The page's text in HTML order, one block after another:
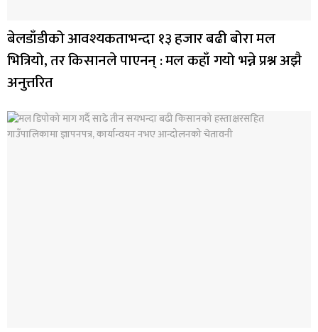
बेलडाँडीको आवश्यकताभन्दा १३ हजार बढी बोरा मल
भित्रियो, तर किसानले पाएनन् : मल कहाँ गयो भन्ने प्रश्न अझै
अनुत्तरित